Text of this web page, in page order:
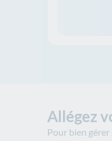
Allégez
Pour bien